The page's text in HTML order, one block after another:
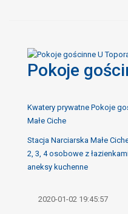
Pokoje
Kwatery prywatne Pokoje
Małe Ciche
Stacja Narciarska Małe
2, 3, 4 osobowe z
aneksy kuchenne
2020-01-02 19:45:57